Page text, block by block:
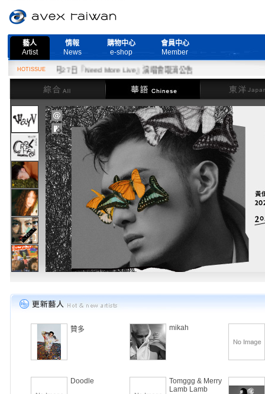
藝人
Artist
情報
News
購物中心
e-shop
會員中心
Member
HOTISSUE2月27日『Need More Live』演唱會取消公告
綜合
華語 東洋
贊多 mikah
Doodle
Tomggg & Merry
Lamb Lamb